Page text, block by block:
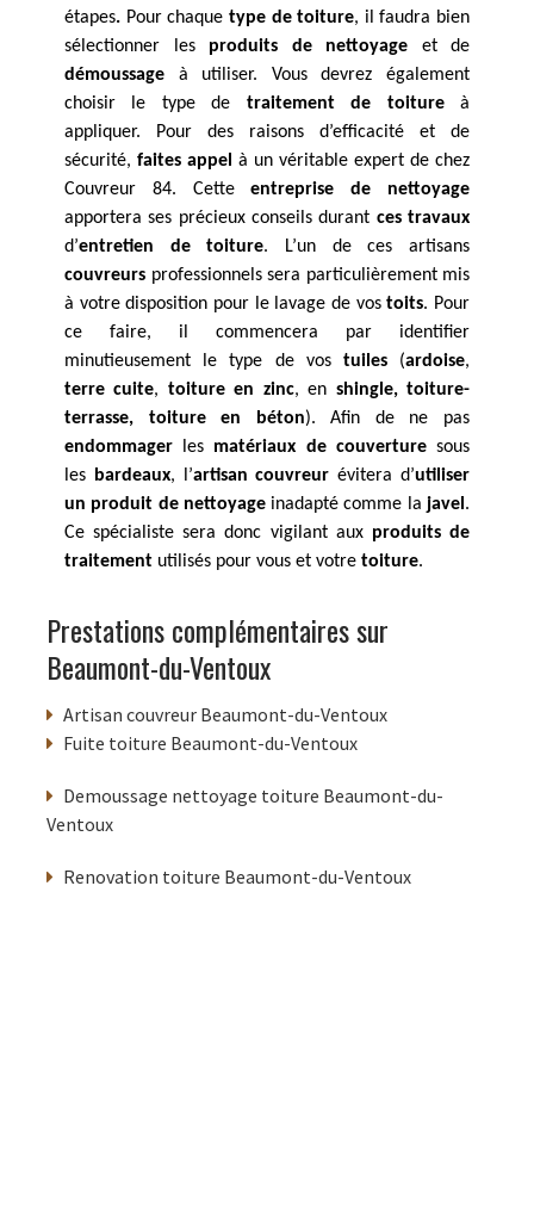
étapes. Pour chaque type de toiture, il faudra bien
sélectionner les produits de nettoyage et de
démoussage à utiliser. Vous devrez également
choisir le type de traitement de toitureà
appliquer. Pour des raisons d’efficacité et de
sécurité, faites appel à un véritable expert de chez
Couvreur 84. Cetteentreprise de nettoyage
apportera ses précieux conseils durant ces travaux
d’entretien de toiture. L’un de ces artisans
couvreurs professionnels sera particulièrement mis
à votre disposition pour le lavage de vostoits. Pour
ce faire, il commencera par identifier
minutieusement le type de vos tuiles(ardoise,
terre cuite, toiture en zinc, en shingle, toiture-
terrasse, toiture en béton). Afin de ne pas
endommager les matériaux de couverturesous
les bardeaux, l’artisan couvreurévitera d’utiliser
un produit de nettoyageinadapté comme lajavel .
Ce spécialiste sera donc vigilant aux produits de
traitement utilisés pour vous et votre toiture.
Prestations complémentaires sur
Beaumont-du-Ventoux
Artisan couvreur Beaumont-du-Ventoux
Fuite toiture Beaumont-du-Ventoux
Demoussage nettoyage toiture Beaumont-du-
Ventoux
Renovation toiture Beaumont-du-Ventoux